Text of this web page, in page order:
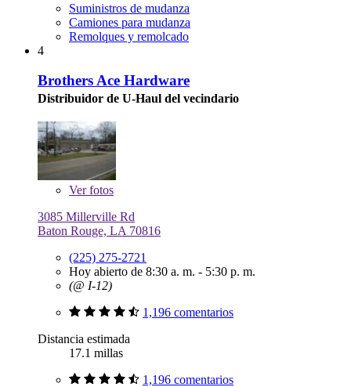
Suministros de mudanza
Camiones para mudanza
Remolques y remolcado
4
Brothers Ace Hardware
Distribuidor de U-Haul del vecindario
Verfotos
3085 Millerville Rd
Baton Rouge, LA 70816
(225) 275-2721
Hoy abierto de 8:30 a. m. - 5:30 p. m.
(@ I-12)
1,196 comentarios
Distancia estimada
17.1 millas
1,196 comentarios